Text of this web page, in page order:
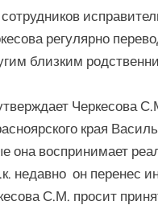
регулярно
близким
Черкесова
края
она воспринимает
недавно он перенес
С.М. просит